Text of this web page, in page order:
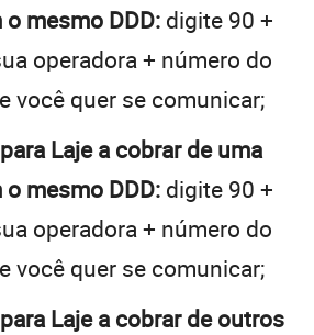
mesmo DDD: digite 90 +
operadora + número do
você quer se comunicar;
Laje a cobrar de uma
mesmo DDD: digite 90 +
operadora + número do
você quer se comunicar;
Laje a cobrar de outros